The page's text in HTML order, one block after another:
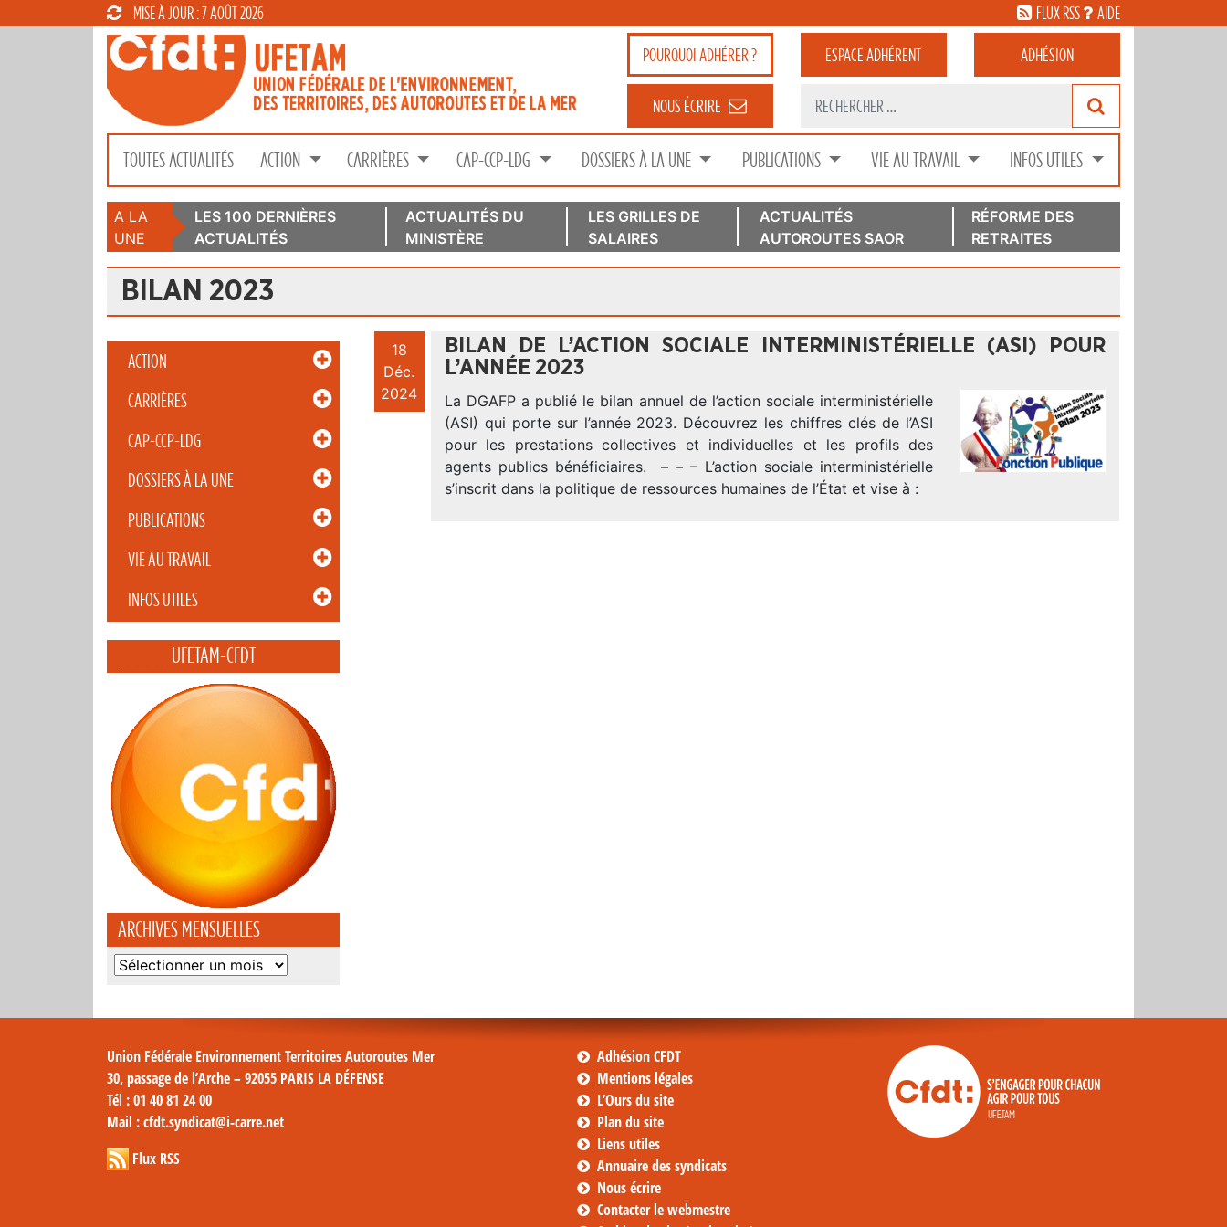
MISE À JOUR : 7 AOÛT 2026 FLUX RSS AIDE
POURQUOIADHÉRER ? ESPACEADHÉRENT ADHÉSION
NOUS ÉCRIRE
TOUTES ACTUALITÉS ACTION CARRIÈRES CAP-CCP-LDG DOSSIERS À LA UNE PUBLICATIONS VIE AU TRAVAIL INFOS UTILES
A LA
UNE
LES 100 DERNIÈRES
ACTUALITÉS
ACTUALITÉS DU
MINISTÈRE
LES GRILLES DE
SALAIRES
ACTUALITÉS
AUTOROUTES SAOR
RÉFORME DES
RETRAITES
BILAN 2023
ACTION
CARRIÈRES
CAP-CCP-LDG
DOSSIERS À LA UNE
PUBLICATIONS
VIE AU TRAVAIL
INFOS UTILES
_____ UFETAM-CFDT
ARCHIVES MENSUELLES
Archives
18
Déc.
2024
BILAN DE L’ACTION SOCIALE INTERMINISTÉRIELLE (ASI) POUR
L’ANNÉE 2023
La DGAFP a publié le bilan annuel de l’action sociale interministérielle
(ASI) qui porte sur l’année 2023. Découvrez les chiffres clés de l’ASI
pour les prestations collectives et individuelles et les profils des
agents publics bénéficiaires. – – – L’action sociale interministérielle
s’inscrit dans la politique de ressources humaines de l’État et vise à :
Union Fédérale Environnement Territoires Autoroutes Mer
30, passage de l’Arche – 92055 PARIS LA DÉFENSE
Tél : 01 40 81 24 00
Mail : cfdt.syndicat@i-carre.net
Flux RSS
Adhésion CFDT
Mentions légales
L’Ours du site
Plan du site
Liens utiles
Annuaire des syndicats
Nous écrire
Contacter le webmestre